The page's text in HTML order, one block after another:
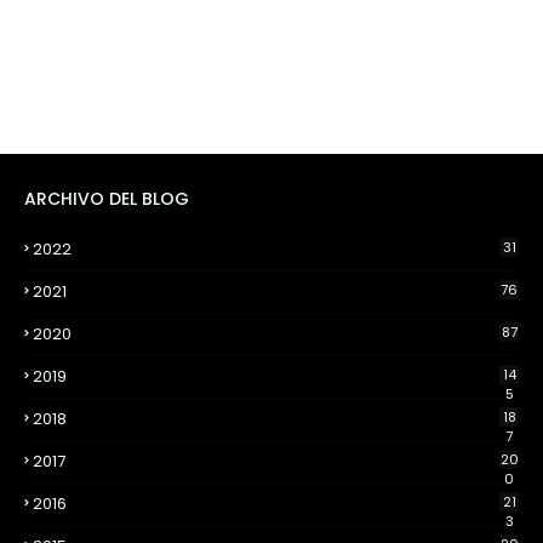
ARCHIVO DEL BLOG
2022 31
2021 76
2020 87
2019
14
5
2018
18
7
2017
20
0
2016
21
3